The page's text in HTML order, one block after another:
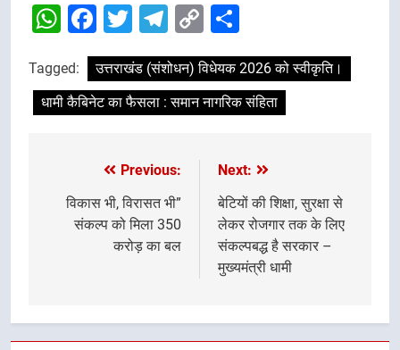
WhatsApp
Facebook
Twitter
Telegram
Copy
Link
Tagged:
उत्तराखंड (संशोधन) विधेयक 2026 को स्वीकृति।
धामी कैबिनेट का फैसला : समान नागरिक संहिता
navigation
Previous:
विकास भी, विरासत भी”
संकल्प को मिला 350
करोड़ का बल
Next:
बेटियों की शिक्षा, सुरक्षा से
लेकर रोजगार तक के लिए
संकल्पबद्ध है सरकार –
मुख्यमंत्री धामी